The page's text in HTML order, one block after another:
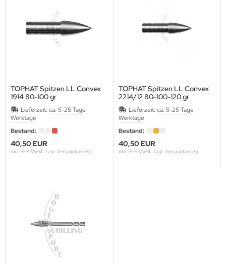
TOPHAT Spitzen LL Convex
1914 80-100 gr
Lieferzeit: ca. 5-25 Tage
Werktage
Bestand:
40,50 EUR
inkl. 19 % MwSt. zzgl. Versandkosten
TOPHAT Spitzen LL Convex
2214/12 80-100-120 gr
Packung a 12 Stück
Lieferzeit: ca. 5-25 Tage
Werktage
Bestand:
40,50 EUR
inkl. 19 % MwSt. zzgl. Versandkosten